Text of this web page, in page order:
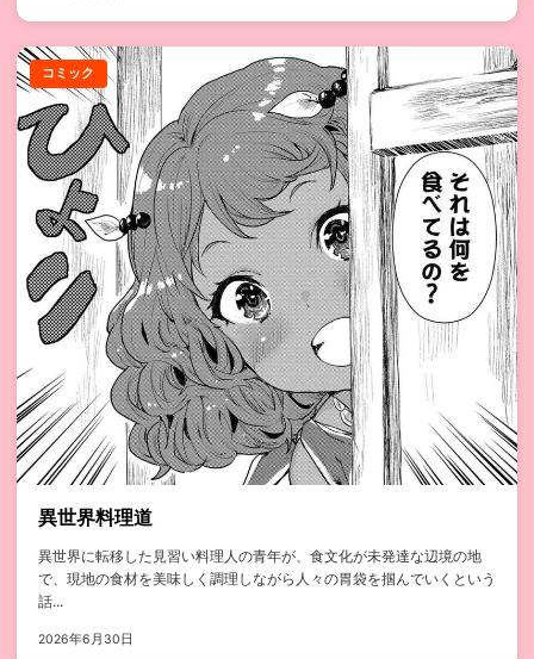
コミック
異世界料理道
異世界に転移した見習い料理人の青年が、食文化が未発達な辺境の地
で、現地の食材を美味しく調理しながら人々の胃袋を掴んでいくという
話...
2026年6月30日